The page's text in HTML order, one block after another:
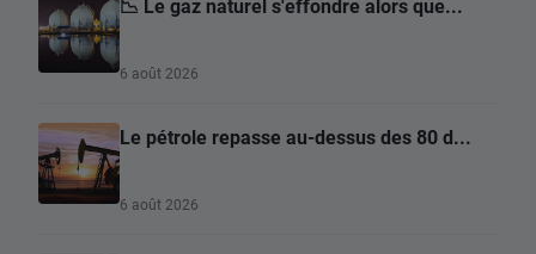
📉 Le gaz naturel s'effondre alors que...
6 août 2026
Le pétrole repasse au-dessus des 80 d...
6 août 2026